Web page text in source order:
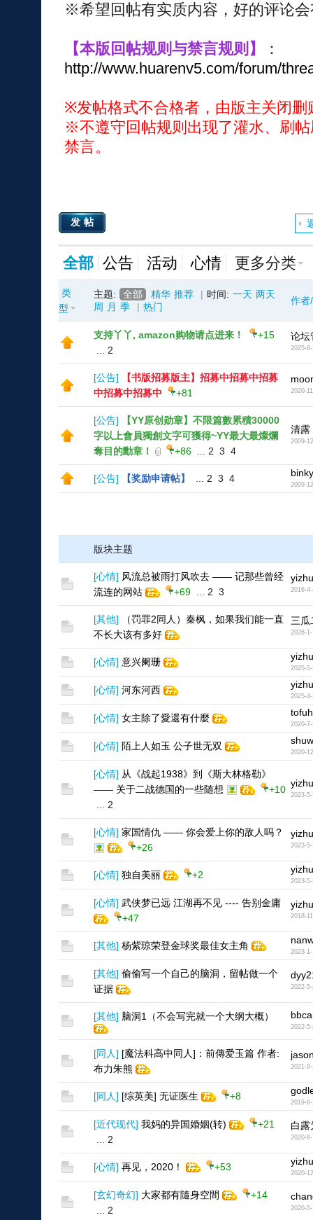
※希望回帖有实质内容，好的评论会
【本版回帖规则与禁言规则】
：
http://www.huarenv5.com/forum/
※发帖格式不合格者，由版主关闭删
※不遵守回帖规则出现了灌水、刷
禁言。
发帖
全部 公告 活动 心情 更多分类
类
型
主题: 全部 精华 推荐 | 时间: 一天 两天
周
月 季 | 热门
作者
支持丫丫, amazon购物请点进来！
+15
2
论坛
2025-6-
[公告]
【书版招募版主】招募中招募中招募
中招募中招募中
+81 2020-
[公告]
【YY原创勋章】不限篇數累積30000
字以上會員獨創文字可獲得~YY最大最燦爛
奪目的勳章！
+86 2 3 4
清露
2009-
[公告] 【奖励申请帖】 2 3 4 binky
2009-
版块主题
[心情] 风流总被雨打风吹去 —— 记那些曾经
流连的网站
+69 2 3
yizhu
2016-4-
[其他]
（罚罪2同人）秦枫，如果我们能一直
不长大该有多好
三瓜
2026-1-
[心情] 意兴阑珊 yizhu
2025-
[心情] 河东河西 yizhu
2025-
[心情] 女主除了愛還有什麼
2020-
[心情] 陌上人如玉 公子世无双
2020-
[心情] 从《战起1938》到《斯大林格勒》
—— 关于二战德国的一些随想
+10
2
yizhu
2023-5-
[心情] 家国情仇 —— 你会爱上你的敌人吗？
+26
yizhu
2023-
[心情] 独自美丽 +2 yizhu
2023-
[心情] 武侠梦已远 江湖再不见 ---- 告别金庸
+47
yizhu
2018-
[其他] 杨紫琼荣登金球奖最佳女主角
2023-
[其他] 偷偷写一个自己的脑洞，留帖做一个
证据
2022-
[其他] 脑洞1（不会写完就一个大纲大概）
2022-
[同人] [魔法科高中同人]：前傳爱玉篇 作者:
布力朱熊
hk
2021-
[同人] [综英美] 无证医生 +8
2019-
[近代现代] 我妈的异国婚姻(转)
+21
2
白露
2020-8-
[心情] 再见，2020！ +53 yizhu
2020-
[玄幻奇幻] 大家都有隨身空間
+14
2 2020-